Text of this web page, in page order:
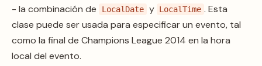
- la combinación de
LocalDate y LocalTime . Esta
clase puede ser usada para especificar un evento, tal
como la final de Champions League 2014 en la hora
local del evento.